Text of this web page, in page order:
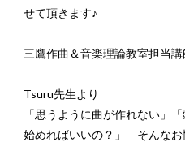
せて頂きます♪
三鷹作曲＆音楽理論教室担当
Tsuru先生より
「思うように曲が作れない」
始めればいいの？」 そんなお